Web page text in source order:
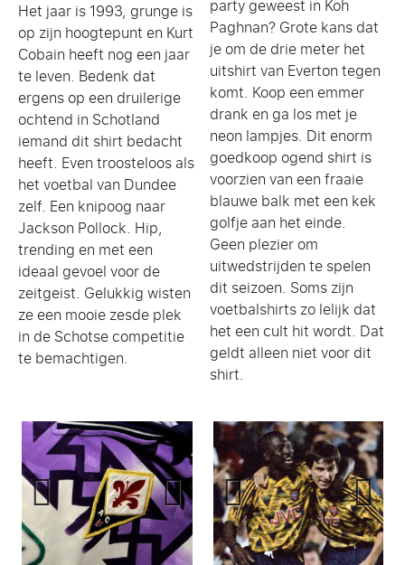
Het jaar is 1993, grunge is
op zijn hoogtepunt en Kurt
Cobain heeft nog een jaar
te leven. Bedenk dat
ergens op een druilerige
ochtend in Schotland
iemand dit shirt bedacht
heeft. Even troosteloos als
het voetbal van Dundee
zelf. Een knipoog naar
Jackson Pollock. Hip,
trending en met een
ideaal gevoel voor de
zeitgeist. Gelukkig wisten
ze een mooie zesde plek
in de Schotse competitie
te bemachtigen.
party geweest in Koh
Paghnan? Grote kans dat
je om de drie meter het
uitshirt van Everton tegen
komt. Koop een emmer
drank en ga los met je
neon lampjes. Dit enorm
goedkoop ogend shirt is
voorzien van een fraaie
blauwe balk met een kek
golfje aan het einde.
Geen plezier om
uitwedstrijden te spelen
dit seizoen. Soms zijn
voetbalshirts zo lelijk dat
het een cult hit wordt. Dat
geldt alleen niet voor dit
shirt.
ous
Next
Previ
ous
Next